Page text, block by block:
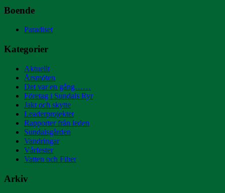
Boende
Paradiset
Kategorier
Aktuellt
Årsmöten
Det var en gång……
Företag i Sundals Ryr
Jakt och skytte
Leaderprojektet
Rapporter från leden
Sundalsgården
Vandringar
Vårfester
Vatten och Fiber
Arkiv